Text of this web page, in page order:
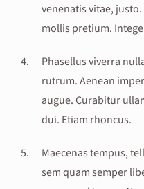
venenatis vitae,
mollis pretium.
Phasellus viverra
rutrum. Aenean
augue. Curabitur
dui. Etiam rhoncus.
Maecenas tempus,
sem quam semper